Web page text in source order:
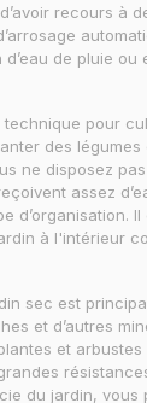
recours à
de pluie ou
pour
des légumes
ne disposez
assez
d’organisation. Il
à l'intérieur
sec est
et d’autres
et arbustes
du jardin, vous